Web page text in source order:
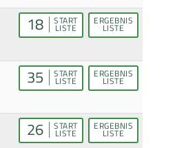
18 START
LISTE
ERGEBNIS
LISTE
35 START
LISTE
ERGEBNIS
LISTE
26 START
LISTE
ERGEBNIS
LISTE